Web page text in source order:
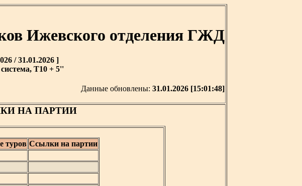
Ижевского отделения ГЖД
/ 31.01.2026 ]
T10 + 5''
Данные обновлены: 31.01.2026 [15:01:48]
НА ПАРТИИ
туров Ссылки на партии